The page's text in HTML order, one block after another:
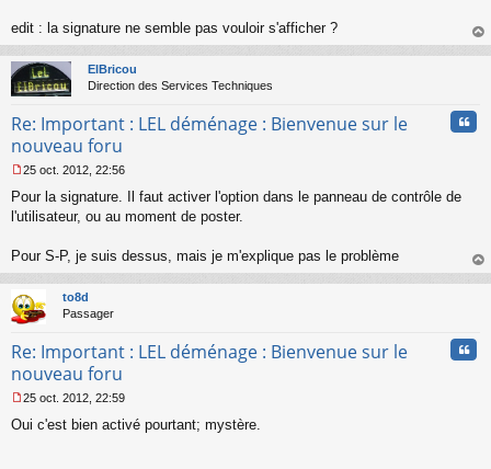
g
n
o
n
u
edit : la signature ne semble pas vouloir s'afficher ?
au
ElBricou
Direction des Services Techniques
Re: Important : LEL déménage : Bienvenue sur le
nouveau foru
e
s
g
n
o
l
u
25 oct. 2012, 22:56
Pour la signature. Il faut activer l'option dans le panneau de contrôle de
l'utilisateur, ou au moment de poster.
Pour S-P, je suis dessus, mais je m'explique pas le problème
au
to8d
Passager
Re: Important : LEL déménage : Bienvenue sur le
nouveau foru
e
25 oct. 2012, 22:59
Oui c'est bien activé pourtant; mystère.